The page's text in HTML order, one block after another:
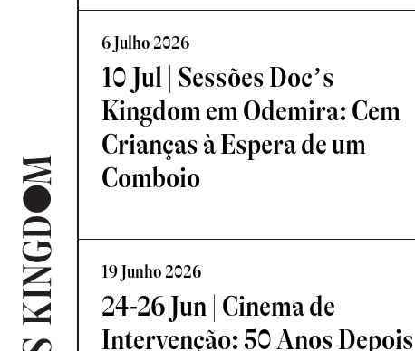
6 Julho 2026
10 Jul | Sessões Doc’s
Kingdom em Odemira: Cem
Crianças à Espera de um
Comboio
19 Junho 2026
24-26 Jun | Cinema de
Intervenção: 50 Anos Depois